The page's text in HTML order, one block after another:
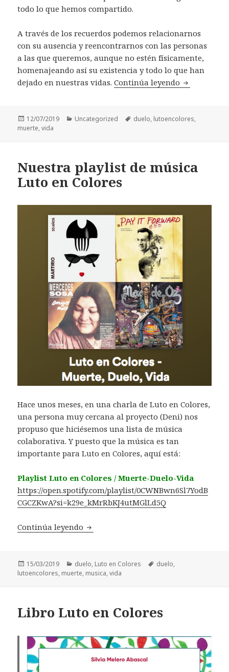
todo lo que hemos compartido.
A través de los recuerdos podemos relacionarnos
con su ausencia y reencontrarnos con las personas
a las que queremos, aunque no estén físicamente,
homenajeando así su existencia y todo lo que han
dejado en nuestras vidas.Continúa leyendo Dibujando
Publicado
el
12/07/2019 Categorías
Uncategorized Etiquetas
duelo, lutoencolores,
muerte,vida
Nuestra playlist de música
Luto en Colores
Hace unos meses, en una charla de Luto en Colores,
una persona muy cercana al proyecto (Deni) nos
propuso que hiciésemos una lista de música
colaborativa. Y puesto que la música es tan
importante para Luto en Colores, aquí está:
Playlist Luto en Colores / Muerte-Duelo-Vida
https://open.spotify.com/playlist/0CWNBwn6Sl7YodB
CGCZKwA?si=k29e_kMrRbKJ4utMGlLd5Q
Continúa leyendo Nuestra playlist de música Luto en
Publicado
el
15/03/2019 Categorías
duelo, Luto en Colores Etiquetas
duelo,
lutoencolores, muerte, musica,vida
Libro Luto en Colores